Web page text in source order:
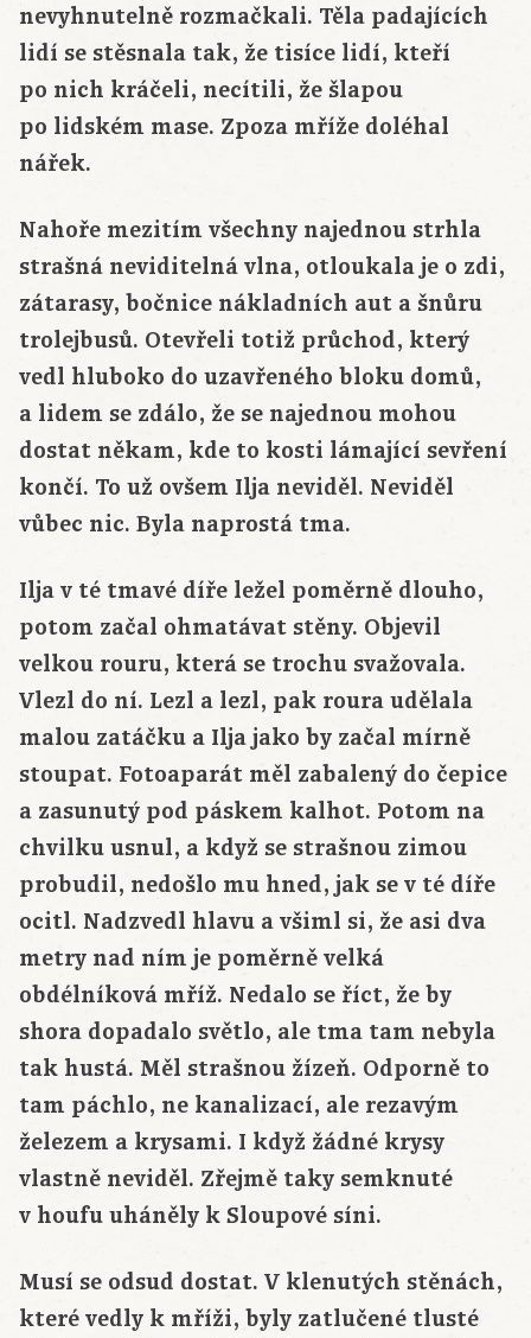
nevyhnutelně rozmačkali. Těla padajících
lidí se stěsnala tak, že tisíce lidí, kteří
po nich kráčeli, necítili, že šlapou
po lidském mase. Zpoza mříže doléhal
nářek.
Nahoře mezitím všechny najednou strhla
strašná neviditelná vlna, otloukala je o zdi,
zátarasy, bočnice nákladních aut a šnůru
trolejbusů. Otevřeli totiž průchod, který
vedl hluboko do uzavřeného bloku domů,
a lidem se zdálo, že se najednou mohou
dostat někam, kde to kosti lámající sevření
končí. To už ovšem Ilja neviděl. Neviděl
vůbec nic. Byla naprostá tma.
Ilja v té tmavé díře ležel poměrně dlouho,
potom začal ohmatávat stěny. Objevil
velkou rouru, která se trochu svažovala.
Vlezl do ní. Lezl a lezl, pak roura udělala
malou zatáčku a Ilja jako by začal mírně
stoupat. Fotoaparát měl zabalený do čepice
a zasunutý pod páskem kalhot. Potom na
chvilku usnul, a když se strašnou zimou
probudil, nedošlo mu hned, jak se v té díře
ocitl. Nadzvedl hlavu a všiml si, že asi dva
metry nad ním je poměrně velká
obdélníková mříž. Nedalo se říct, že by
shora dopadalo světlo, ale tma tam nebyla
tak hustá. Měl strašnou žízeň. Odporně to
tam páchlo, ne kanalizací, ale rezavým
železem a krysami. I když žádné krysy
vlastně neviděl. Zřejmě taky semknuté
v houfu uháněly k Sloupové síni.
Musí se odsud dostat. V klenutých stěnách,
které vedly k mříži, byly zatlučené tlusté